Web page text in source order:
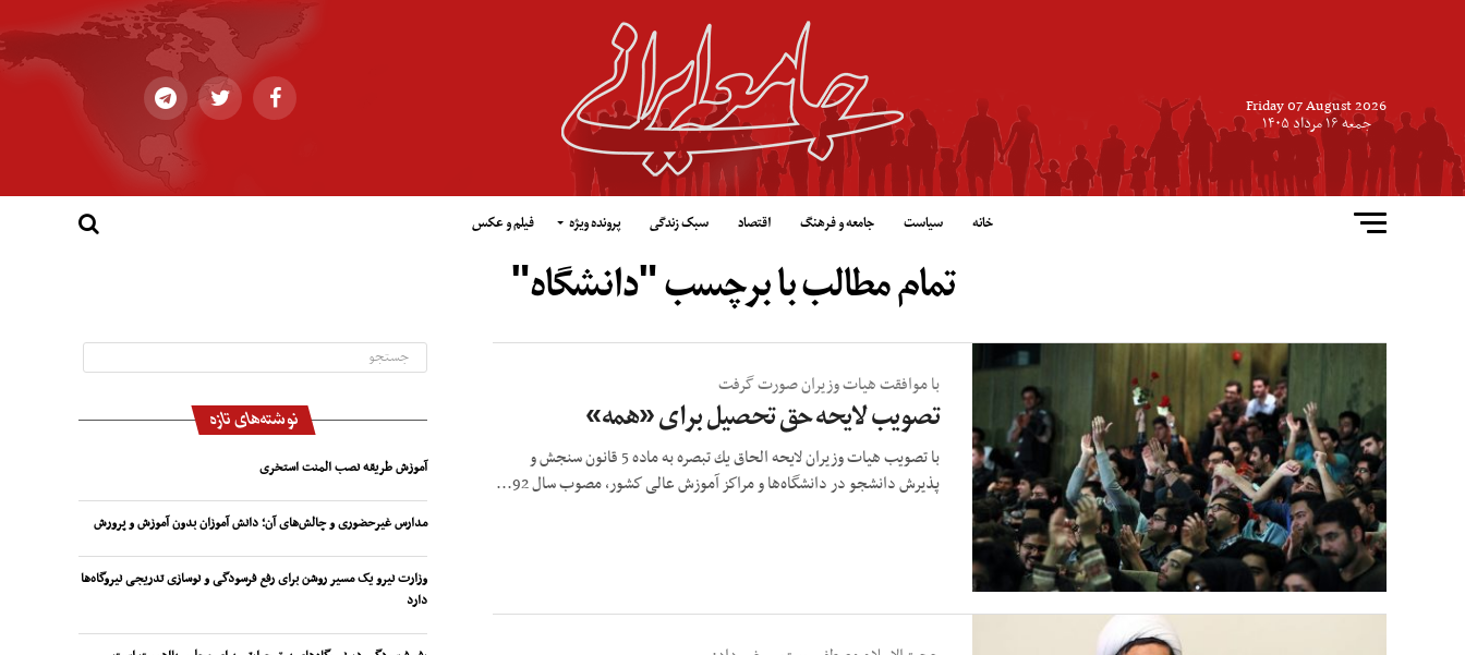
Friday 07 August 2026
جمعه ۱۶ مرداد ۱۴۰۵
خانه سیاست جامعه و فرهنگ اقتصاد سبک زندگی پرونده ویژه فیلم و عکس
تمام مطالب با برچسب "دانشگاه"
با موافقت هیات وزیران صورت گرفت
تصویب لایحه حق تحصیل برای «همه»
با تصویب هیات وزیران لایحه الحاق یك تبصره به ماده 5 قانون سنجش و
پذیرش دانشجو در دانشگاه‌ها و مراكز آموزش عالی كشور، مصوب سال 92...
نوشته‌های تازه
آموزش طریقه نصب المنت استخری
مدارس غیرحضوری و چالش‌های آن؛ دانش آموزان بدون آموزش و پرورش
وزارت نیرو یک مسیر روشن برای رفع فرسودگی و نوسازی تدریجی نیروگاه‌ها
دارد